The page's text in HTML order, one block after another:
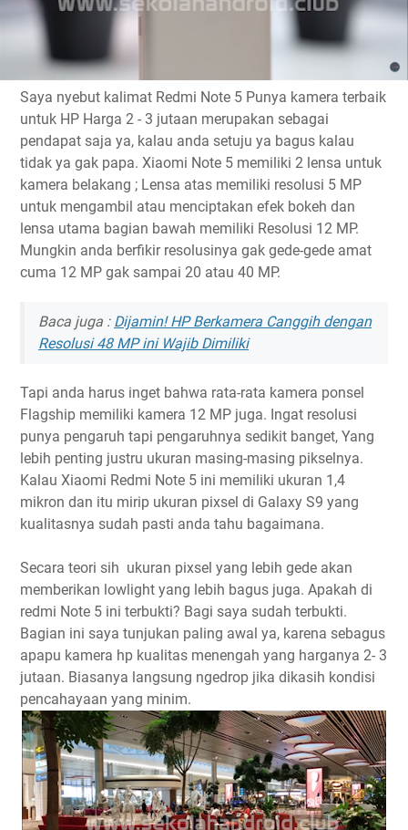
Saya nyebut kalimat Redmi Note 5 Punya kamera terbaik
untuk HP Harga 2 - 3 jutaan merupakan sebagai
pendapat saja ya, kalau anda setuju ya bagus kalau
tidak ya gak papa. Xiaomi Note 5 memiliki 2 lensa untuk
kamera belakang ; Lensa atas memiliki resolusi 5 MP
untuk mengambil atau menciptakan efek bokeh dan
lensa utama bagian bawah memiliki Resolusi 12 MP.
Mungkin anda berfikir resolusinya gak gede-gede amat
cuma 12 MP gak sampai 20 atau 40 MP.
Baca juga : Dijamin! HP Berkamera Canggih dengan
Resolusi 48 MP ini Wajib Dimiliki
Tapi anda harus inget bahwa rata-rata kamera ponsel
Flagship memiliki kamera 12 MP juga. Ingat resolusi
punya pengaruh tapi pengaruhnya sedikit banget, Yang
lebih penting justru ukuran masing-masing pikselnya.
Kalau Xiaomi Redmi Note 5 ini memiliki ukuran 1,4
mikron dan itu mirip ukuran pixsel di Galaxy S9 yang
kualitasnya sudah pasti anda tahu bagaimana.
Secara teori sih ukuran pixsel yang lebih gede akan
memberikan lowlight yang lebih bagus juga. Apakah di
redmi Note 5 ini terbukti? Bagi saya sudah terbukti.
Bagian ini saya tunjukan paling awal ya, karena sebagus
apapu kamera hp kualitas menengah yang harganya 2- 3
jutaan. Biasanya langsung ngedrop jika dikasih kondisi
pencahayaan yang minim.